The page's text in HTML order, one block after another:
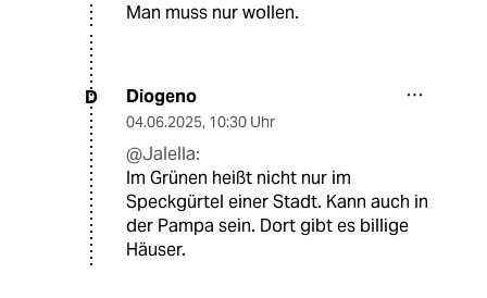
Man muss nur wollen.
D Diogeno
04.06.2025, 10:30 Uhr
@Jalella:
Im Grünen heißt nicht nur im
Speckgürtel einer Stadt. Kann auch in
der Pampa sein. Dort gibt es billige
Häuser.